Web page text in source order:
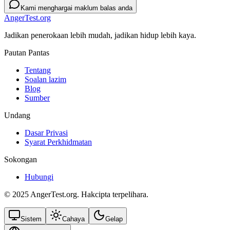
Kami menghargai maklum balas anda
AngerTest.org
Jadikan penerokaan lebih mudah, jadikan hidup lebih kaya.
Pautan Pantas
Tentang
Soalan lazim
Blog
Sumber
Undang
Dasar Privasi
Syarat Perkhidmatan
Sokongan
Hubungi
© 2025 AngerTest.org. Hakcipta terpelihara.
Sistem Cahaya Gelap